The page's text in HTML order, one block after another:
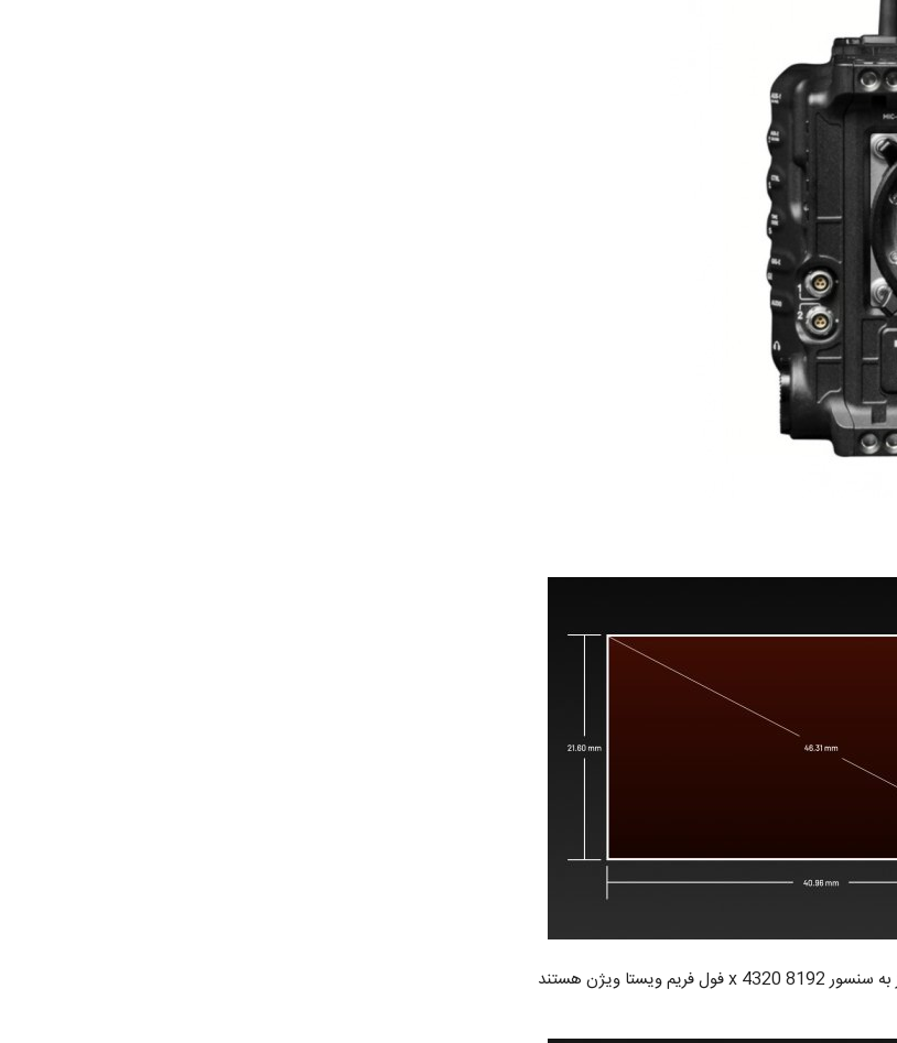
دو دوربین V-RAPTOR 8K VV [X] و V-RAPTOR XL 8K VV [X] مجهز به سنسور 8192 x 4320 فول فریم ویستا ویژن هستند